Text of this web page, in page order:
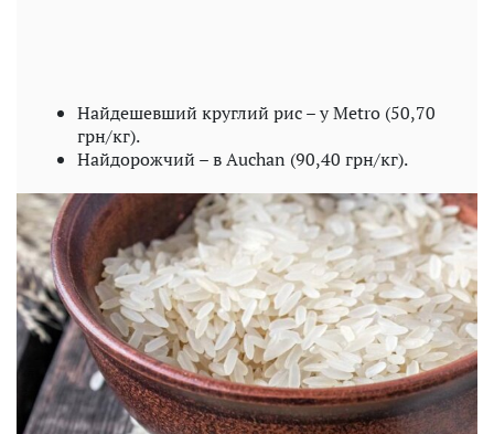
Найдешевший круглий рис – у Metro (50,70
грн/кг).
Найдорожчий – в Auchan (90,40 грн/кг).